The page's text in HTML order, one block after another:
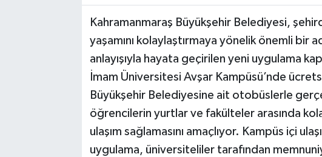
Kahramanmaraş Büyükşehir Belediyesi,
yaşamını kolaylaştırmaya yönelik önemli bir
anlayışıyla hayata geçirilen yeni uygulama
İmam Üniversitesi Avşar Kampüsü’nde
Büyükşehir Belediyesine ait otobüslerle
öğrencilerin yurtlar ve fakülteler arasında
ulaşım sağlamasını amaçlıyor. Kampüs içi
uygulama, üniversiteliler tarafından
KÜLTÜR SANAT